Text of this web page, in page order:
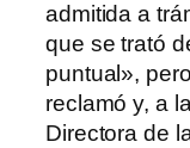
admitida a
que se trató
puntual»,
reclamó y, a
Directora de